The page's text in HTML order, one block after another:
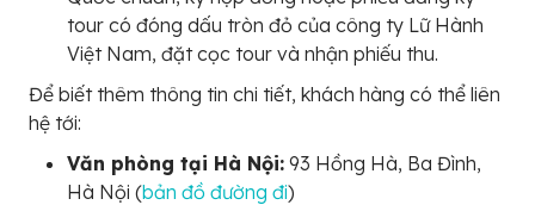
tour có đóng dấu tròn đỏ của công ty Lữ Hành
Việt Nam, đặt cọc tour và nhận phiếu thu.
Để biết thêm thông tin chi tiết, khách hàng có thể liên
hệ tới:
Văn phòng tại Hà Nội: 93 Hồng Hà, Ba Đình,
Hà Nội (bản đồ đường đi)